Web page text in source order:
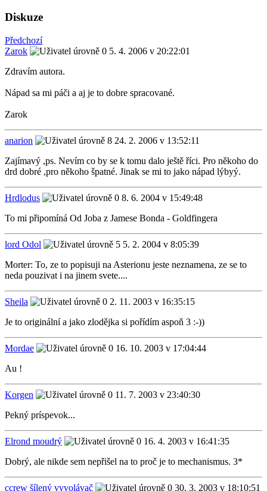
Diskuze
Předchozí
Zarok
5. 4. 2006 v 20:22:01
Zdravím autora.
Nápad sa mi páči a aj je to dobre spracované.
Zarok
anarion
24. 2. 2006 v 13:52:11
Zajímavý ,ps. Nevím co by se k tomu dalo ještě říci. Pro někoho do
drd dobré ,pro někoho špatné. Jinak se mi to jako nápad lýbyý.
Hrdlodus
8. 6. 2004 v 15:49:48
To mi připomíná Od Joba z Jamese Bonda - Goldfingera
lord Odol
5. 2. 2004 v 8:05:39
Morter: To, ze to popisuji na Asterionu jeste neznamena, ze se to
neda pouzivat i na jinem svete....
Sheila
2. 11. 2003 v 16:35:15
Je to originální a jako zlodějka si pořídím aspoň 3 :-))
Mordae
16. 10. 2003 v 17:04:44
Au !
Korgen
11. 7. 2003 v 23:40:30
Pekný príspevok...
Elrond moudrý
16. 4. 2003 v 16:41:35
Dobrý, ale nikde sem nepřišel na to proč je to mechanismus. 3*
ccrew šílený vyvolávač 30. 3. 2003 v 18:10:51